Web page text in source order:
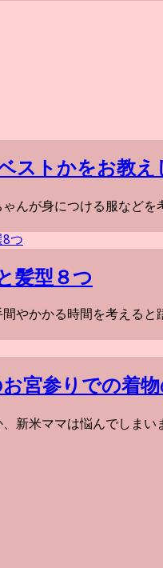
ストかをお教え
んが身につける服など
髪型８つ
やかかる時間を考えると
宮参りでの着
新米ママは悩んでしま